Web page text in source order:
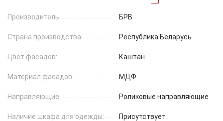
Производитель: БРВ
Страна производства: Республика Беларусь
Цвет фасадов: Каштан
Материал фасадов: МДФ
Направляющие: Роликовые направляющие
Наличие шкафа для одежды: Присутствует